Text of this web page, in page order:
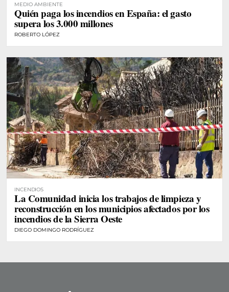
MEDIO AMBIENTE
Quién paga los incendios en España: el gasto
supera los 3.000 millones
ROBERTO LÓPEZ
INCENDIOS
La Comunidad inicia los trabajos de limpieza y
reconstrucción en los municipios afectados por los
incendios de la Sierra Oeste
DIEGO DOMINGO RODRÍGUEZ